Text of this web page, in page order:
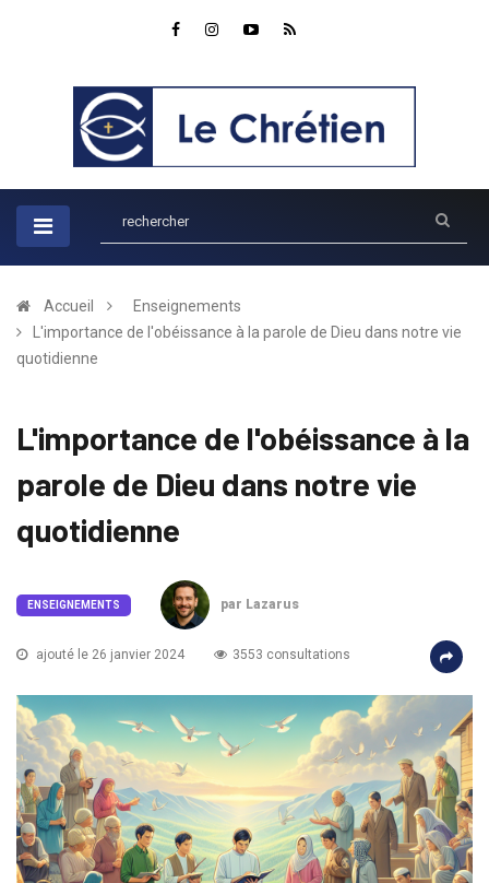
Accueil
Enseignements
L'importance de l'obéissance à la parole de Dieu dans notre vie
quotidienne
L'importance de l'obéissance à la
parole de Dieu dans notre vie
quotidienne
ENSEIGNEMENTS par Lazarus
ajouté le 26 janvier 2024 3553 consultations